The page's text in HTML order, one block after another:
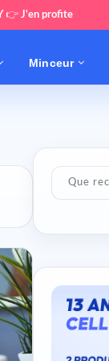
👉 J'en profite
Minceur